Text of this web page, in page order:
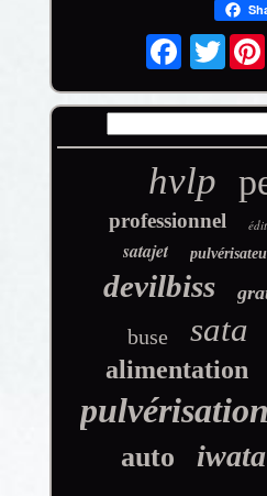
hvlp
professionnel
satajet
devilbiss
buse sata
alimentation
pulvérisation
auto iwata